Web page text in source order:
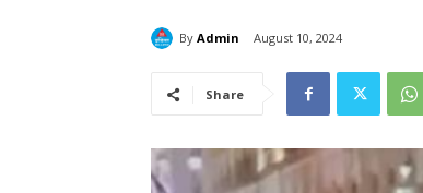
By Admin August 10, 2024
Share